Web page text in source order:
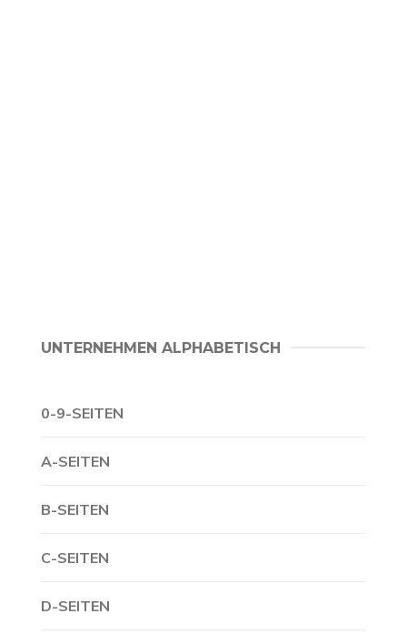
UNTERNEHMEN ALPHABETISCH
0-9-SEITEN
A-SEITEN
B-SEITEN
C-SEITEN
D-SEITEN